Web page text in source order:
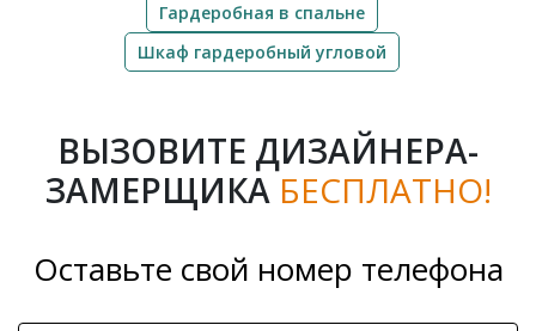
Гардеробная в спальне
Шкаф гардеробный угловой
ВЫЗОВИТЕ ДИЗАЙНЕРА-
ЗАМЕРЩИКА БЕСПЛАТНО!
Оставьте свой номер телефона